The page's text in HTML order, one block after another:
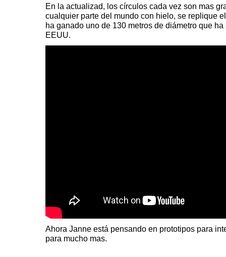
En la actualizad, los círculos cada vez son mas
cualquier parte del mundo con hielo, se replique
ha ganado uno de 130 metros de diámetro que
EEUU.
Ahora Janne está pensando en prototipos para
para mucho mas.